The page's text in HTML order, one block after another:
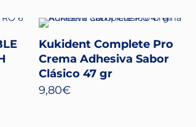
Kukident Complete Pro
Crema Adhesiva Sabor
Clásico 47 gr
9,80€